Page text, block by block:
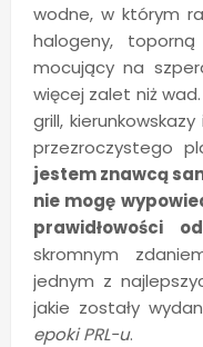
wodne, w którym
halogeny,
mocujący na
więcej zalet niż
grill,
przezroczystego
jestem znawcą
nie mogę
prawidłowości
skromnym
jednym z
jakie zostały
epoki PRL-u.